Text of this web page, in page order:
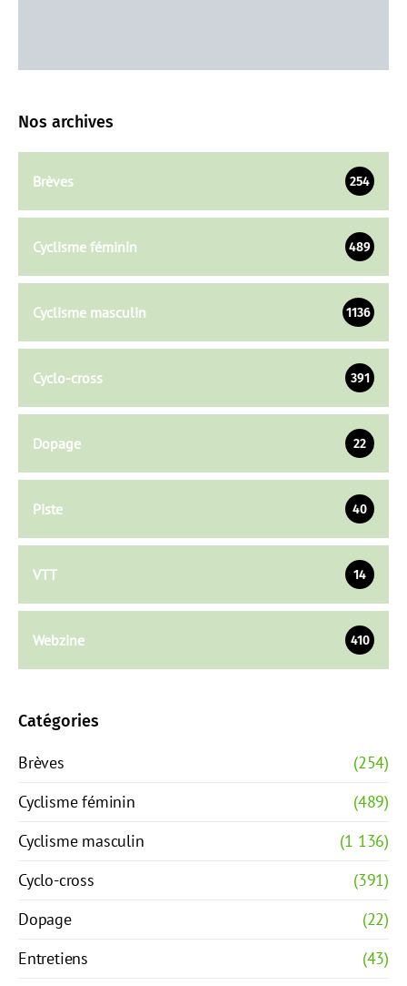
Nos archives
Brèves 254
Cyclisme féminin 489
Cyclisme masculin 1136
Cyclo-cross 391
Dopage 22
Piste 40
VTT 14
Webzine 410
Catégories
Brèves
(254)
Cyclisme féminin
(489)
Cyclisme masculin
(1 136)
Cyclo-cross
(391)
Dopage
(22)
Entretiens
(43)